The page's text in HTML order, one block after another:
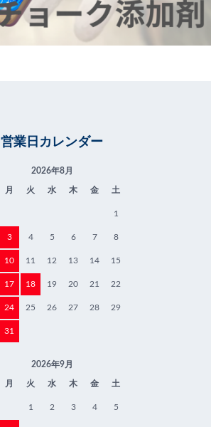
営業日カレンダー
2026年8月
月 火 水 木 金 土
1
3 4 5 6 7 8
10 11 12 13 14 15
17 18 19 20 21 22
24 25 26 27 28 29
31
2026年9月
月 火 水 木 金 土
1 2 3 4 5